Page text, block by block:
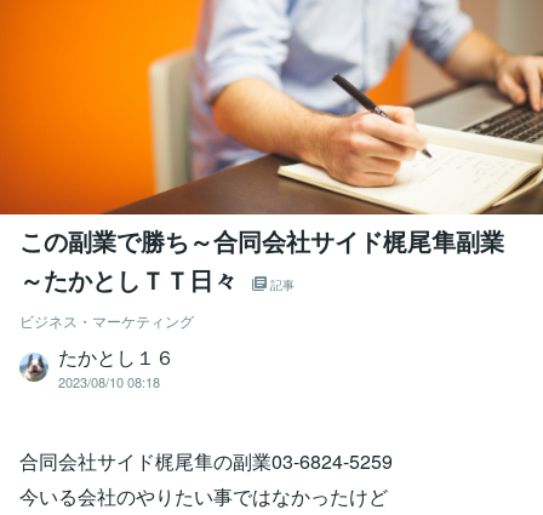
この副業で勝ち～合同会社サイド梶尾隼副業
～たかとしＴＴ日々
記事
ビジネス・マーケティング
たかとし１６
2023/08/10 08:18
合同会社サイド梶尾隼の副業03-6824-5259
今いる会社のやりたい事ではなかったけど